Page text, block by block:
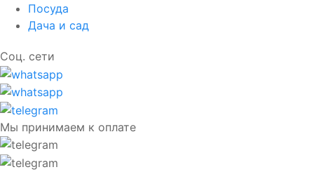
Посуда
Дача и сад
Соц. сети
Мы принимаем к оплате